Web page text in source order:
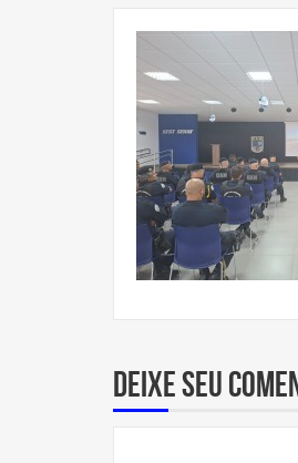
Deixe seu